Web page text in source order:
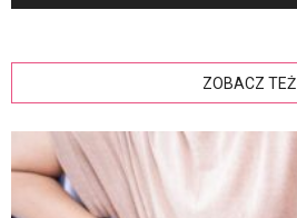
ZOBACZ TEŻ